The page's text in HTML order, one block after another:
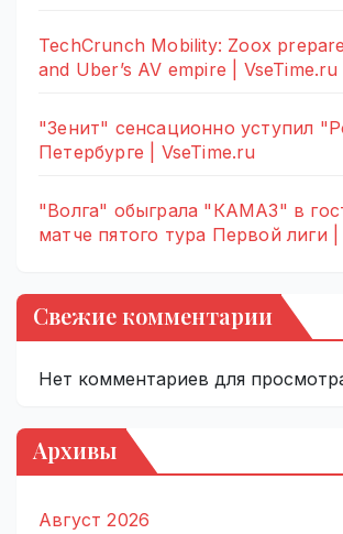
TechCrunch Mobility: Zoox
and Uber’s AV empire | VseTime.ru
"Зенит" сенсационно уступил
Петербурге | VseTime.ru
"Волга" обыграла "КАМАЗ" в
матче пятого тура Первой лиги |
Свежие комментарии
Нет комментариев для
Архивы
Август 2026